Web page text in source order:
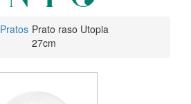
Pratos Prato raso Utopia
27cm